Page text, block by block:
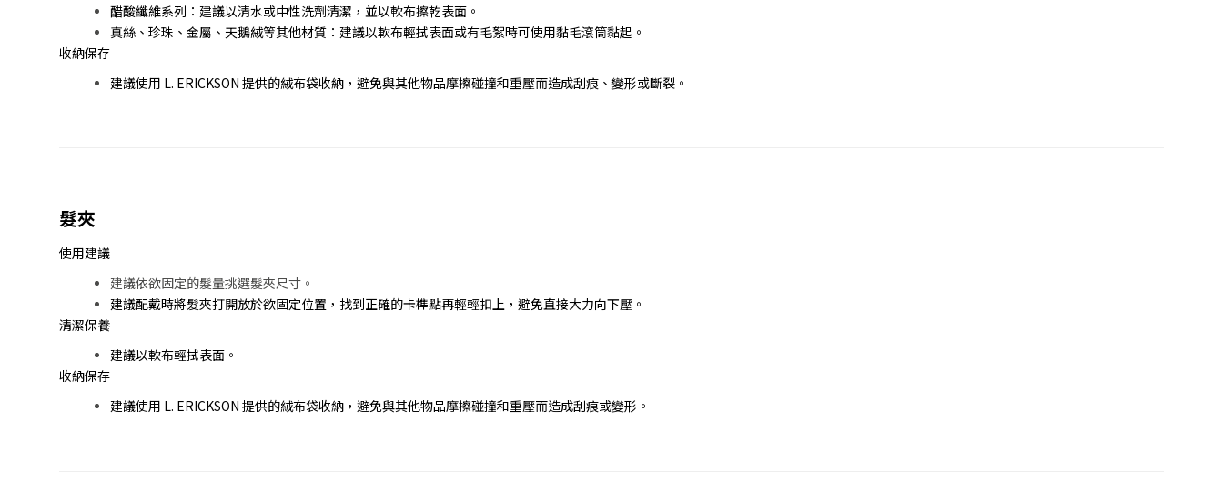
醋酸纖維系列：建議以清水或中性洗劑清潔，並以軟布擦乾表面。
真絲、珍珠、金屬、天鵝絨等其他材質：建議以軟布輕拭表面或有毛絮時可使用黏毛滾筒黏起。
收納保存
建議使用 L. ERICKSON 提供的絨布袋收納，避免與其他物品摩擦碰撞和重壓而造成刮痕、變形或斷裂。
髮夾
使用建議
建議依欲固定的髮量挑選髮夾尺寸。
建議配戴時將髮夾打開放於欲固定位置，找到正確的卡榫點再輕輕扣上，避免直接大力向下壓。
清潔保養
建議以軟布輕拭表面。
收納保存
建議使用 L. ERICKSON 提供的絨布袋收納，避免與其他物品摩擦碰撞和重壓而造成刮痕或變形。